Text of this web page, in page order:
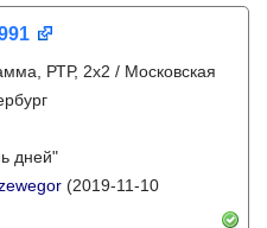
РТР, 2х2 / Московская
дней"
(2019-11-10